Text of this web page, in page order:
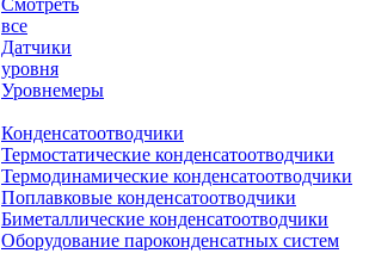
Смотреть
все
Датчики
уровня
Уровнемеры
Конденсатоотводчики
Термостатические конденсатоотводчики
Термодинамические конденсатоотводчики
Поплавковые конденсатоотводчики
Биметаллические конденсатоотводчики
Оборудование пароконденсатных систем